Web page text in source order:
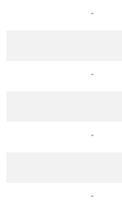
-
-
-
-